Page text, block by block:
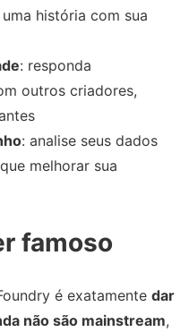
história com sua
: responda
outros criadores,
: analise seus dados
melhorar sua
famoso
é exatamente dar
não são mainstream,